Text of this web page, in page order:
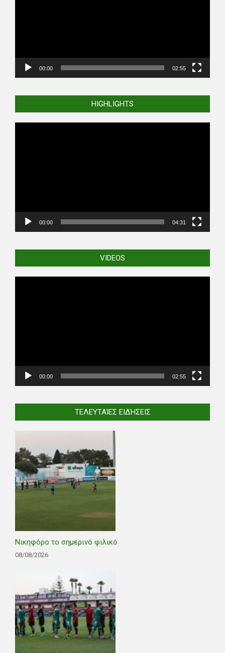
00:00 02:55
HIGHLIGHTS
00:00 04:31
VIDEOS
00:00 02:55
ΤΕΛΕΥΤΑΊΕΣ ΕΙΔΉΣΕΙΣ
Νικηφόρο το σημερινό φιλικό
08/08/2026